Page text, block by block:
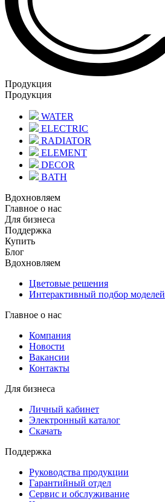
Продукция
Продукция
WATER
ELECTRIC
RADIATOR
ELEMENT
DECOR
BATH
Вдохновляем
Главное о нас
Для бизнеса
Поддержка
Купить
Блог
Вдохновляем
Цветовые решения
Интерактивный подбор моделей
Главное о нас
Компания
Новости
Вакансии
Контакты
Для бизнеса
Личный кабинет
Электронный каталог
Скачать
Поддержка
Руководства продукции
Гарантийный отдел
Сервис и обслуживание